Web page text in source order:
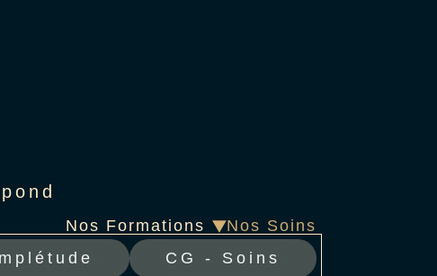
Nos Formations Nos Soins
CG - Soins